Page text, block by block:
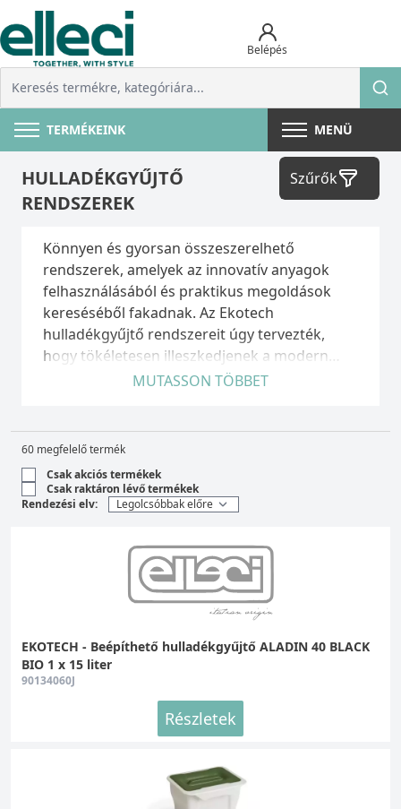
Belépés
TERMÉKEINK MENÜ
HULLADÉKGYŰJTŐ
RENDSZEREK
Könnyen és gyorsan összeszerelhető
rendszerek, amelyek az innovatív anyagok
felhasználásából és praktikus megoldások
kereséséből fakadnak. Az Ekotech
hulladékgyűjtő rendszereit úgy tervezték,
hogy tökéletesen illeszkedjenek a modern
konyhabútor szekrényeihez. Olaszországi
teljeskörű garanciával.
MUTASSON TÖBBET
Szűrők
60 megfelelő termék
Csak akciós termékek
Csak raktáron lévő termékek
Rendezési elv:
EKOTECH - Beépíthető hulladékgyűjtő ALADIN 40 BLACK
BIO 1 x 15 liter
90134060J
Részletek